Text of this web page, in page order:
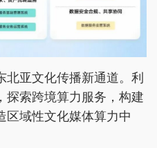
亚文化传播新通道。利
探索跨境算力服务，构建
区域性文化媒体算力中